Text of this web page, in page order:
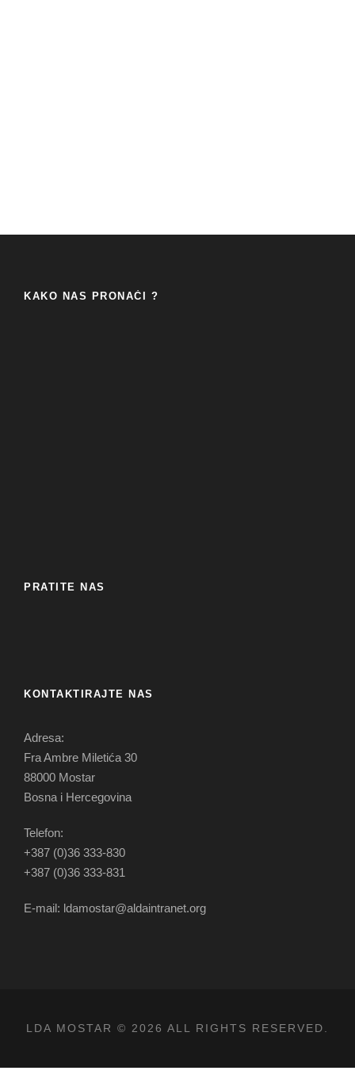
KAKO NAS PRONAĆI ?
PRATITE NAS
KONTAKTIRAJTE NAS
Adresa:
Fra Ambre Miletića 30
88000 Mostar
Bosna i Hercegovina
Telefon:
+387 (0)36 333-830
+387 (0)36 333-831
E-mail: ldamostar@aldaintranet.org
LDA MOSTAR © 2026 ALL RIGHTS RESERVED.